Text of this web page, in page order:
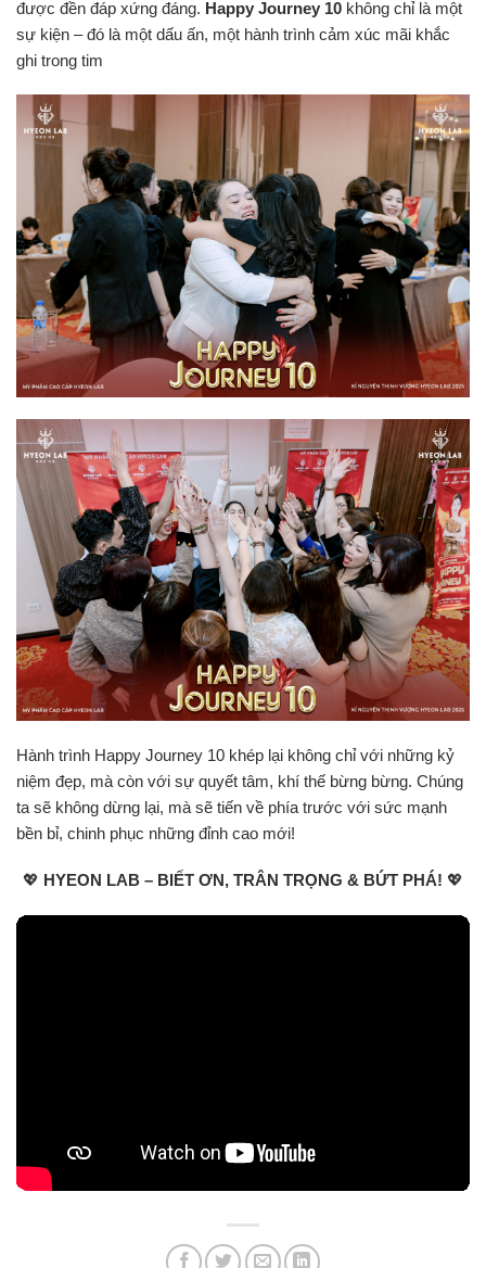
được đền đáp xứng đáng. Happy Journey 10 không chỉ là một
sự kiện – đó là một dấu ấn, một hành trình cảm xúc mãi khắc
ghi trong tim
Hành trình Happy Journey 10 khép lại không chỉ với những kỷ
niệm đẹp, mà còn với sự quyết tâm, khí thế bừng bừng. Chúng
ta sẽ không dừng lại, mà sẽ tiến về phía trước với sức mạnh
bền bỉ, chinh phục những đỉnh cao mới!
💖 HYEON LAB – BIẾT ƠN, TRÂN TRỌNG & BỨT PHÁ! 💖